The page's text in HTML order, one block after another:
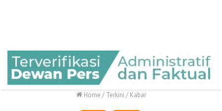
Home / Terkini / Kabar